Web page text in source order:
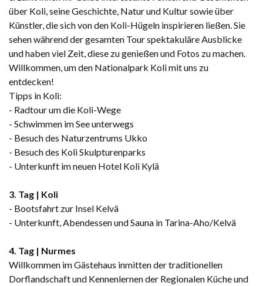
über Koli, seine Geschichte, Natur und Kultur sowie über
Künstler, die sich von den Koli-Hügeln inspirieren ließen. Sie
sehen während der gesamten Tour spektakuläre Ausblicke
und haben viel Zeit, diese zu genießen und Fotos zu machen.
Willkommen, um den Nationalpark Koli mit uns zu
entdecken!
Tipps in Koli:
- Radtour um die Koli-Wege
​- Schwimmen im See unterwegs
- Besuch des Naturzentrums Ukko
- Besuch des Koli Skulpturenparks
- Unterkunft im neuen Hotel Koli Kylä
3. Tag | Koli
- Bootsfahrt zur Insel Kelvä
- Unterkunft, Abendessen und Sauna in Tarina-Aho/Kelvä
4. Tag | Nurmes
Willkommen im Gästehaus inmitten der traditionellen
Dorflandschaft und Kennenlernen der Regionalen Küche und